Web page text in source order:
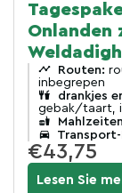
Onlanden
Routen:
inbegrepen
drankjes
gebak/taart,
Transport-
€43,75
Lesen Sie